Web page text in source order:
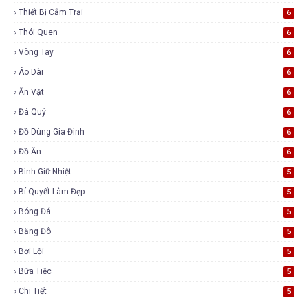
Thiết Bị Cắm Trại 6
Thói Quen 6
Vòng Tay 6
Áo Dài 6
Ăn Vặt 6
Đá Quý 6
Đồ Dùng Gia Đình 6
Đồ Ăn 6
Bình Giữ Nhiệt 5
Bí Quyết Làm Đẹp 5
Bóng Đá 5
Băng Đô 5
Bơi Lội 5
Bữa Tiệc 5
Chi Tiết 5